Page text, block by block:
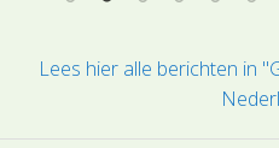
Lees hier alle berichten in